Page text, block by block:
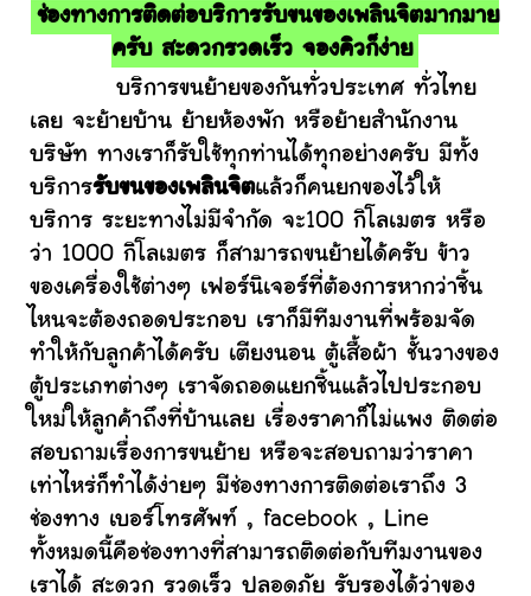
ช่องทางการติดต่อบริการรับขนของเพลินจิตมากมาย
ครับ สะดวกรวดเร็ว จองคิวก็ง่าย
บริการขนย้ายของกันทั่วประเทศ ทั่วไทย
เลย จะย้ายบ้าน ย้ายห้องพัก หรือย้ายสำนักงาน
บริษัท ทางเราก็รับใช้ทุกท่านได้ทุกอย่างครับ มีทั้ง
บริการรับขนของเพลินจิตแล้วก็คนยกของไว้ให้
บริการ ระยะทางไม่มีจำกัด จะ100 กิโลเมตร หรือ
ว่า 1000 กิโลเมตร ก็สามารถขนย้ายได้ครับ ข้าว
ของเครื่องใช้ต่างๆ เฟอร์นิเจอร์ที่ต้องการหากว่าชิ้น
ไหนจะต้องถอดประกอบ เราก็มีทีมงานที่พร้อมจัด
ทำให้กับลูกค้าได้ครับ เตียงนอน ตู้เสื้อผ้า ชั้นวางของ
ตู้ประเภทต่างๆ เราจัดถอดแยกชิ้นแล้วไปประกอบ
ใหม่ให้ลูกค้าถึงที่บ้านเลย เรื่องราคาก็ไม่แพง ติดต่อ
สอบถามเรื่องการขนย้าย หรือจะสอบถามว่าราคา
เท่าไหร่ก็ทำได้ง่ายๆ มีช่องทางการติดต่อเราถึง 3
ช่องทาง เบอร์โทรศัพท์ , facebook , Line
ทั้งหมดนี้คือช่องทางที่สามารถติดต่อกับทีมงานของ
เราได้ สะดวก รวดเร็ว ปลอดภัย รับรองได้ว่าของ